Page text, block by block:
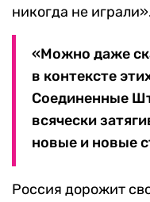
никогда не
«Можно даже
в контексте
Соединенные
всячески
новые и новые
Россия дорожит